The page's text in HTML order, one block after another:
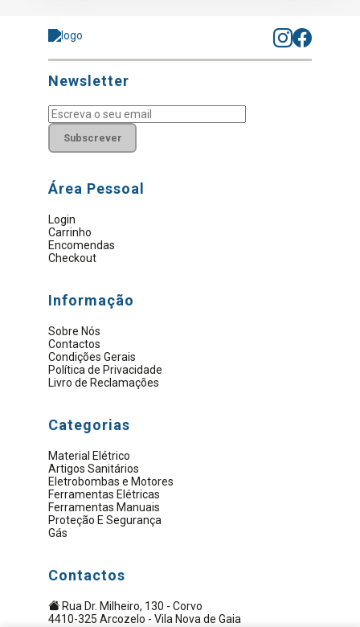
Newsletter
Subscrever
Área Pessoal
Login
Carrinho
Encomendas
Checkout
Informação
Sobre Nós
Contactos
Condições Gerais
Política de Privacidade
Livro de Reclamações
Categorias
Material Elétrico
Artigos Sanitários
Eletrobombas e Motores
Ferramentas Elétricas
Ferramentas Manuais
Proteção E Segurança
Gás
Contactos
Rua Dr. Milheiro, 130 - Corvo
4410-325 Arcozelo - Vila Nova de Gaia